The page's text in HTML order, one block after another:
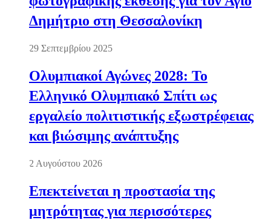
Δημήτριο στη Θεσσαλονίκη
29 Σεπτεμβρίου 2025
Ολυμπιακοί Αγώνες 2028: Το
Ελληνικό Ολυμπιακό Σπίτι ως
εργαλείο πολιτιστικής εξωστρέφειας
και βιώσιμης ανάπτυξης
2 Αυγούστου 2026
Επεκτείνεται η προστασία της
μητρότητας για περισσότερες